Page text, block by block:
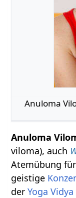
Anuloma
Anuloma
viloma), auch
Atemübung
geistige
derYoga